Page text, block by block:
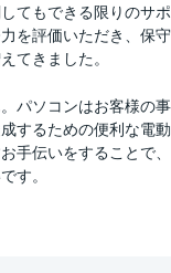
てもできる限りのサポ
を評価いただき、保守
てきました。
パソコンはお客様の事
するための便利な電動
手伝いをすることで、
す。